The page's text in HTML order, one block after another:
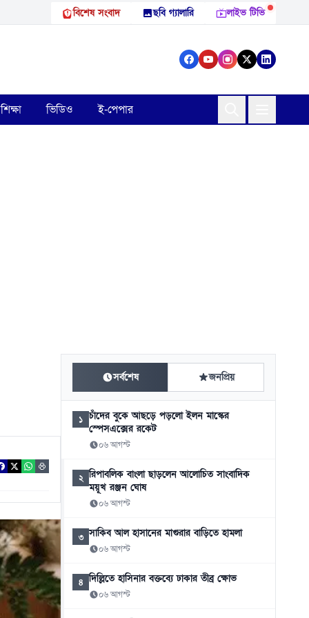
বিশেষ সংবাদ ছবি গ্যালারি লাইভ টিভি
শিক্ষা ভিডিও ই-পেপার
সর্বশেষ জনপ্রিয়
১ চাঁদের বুকে আছড়ে পড়লো ইলন মাস্কের
স্পেসএক্সের রকেট
০৬ আগস্ট
২ রিপাবলিক বাংলা ছাড়লেন আলোচিত সাংবাদিক
ময়ূখ রঞ্জন ঘোষ
০৬ আগস্ট
৩ সাকিব আল হাসানের মাগুরার বাড়িতে হামলা
০৬ আগস্ট
৪ দিল্লিতে হাসিনার বক্তব্যে ঢাকার তীব্র ক্ষোভ
০৬ আগস্ট